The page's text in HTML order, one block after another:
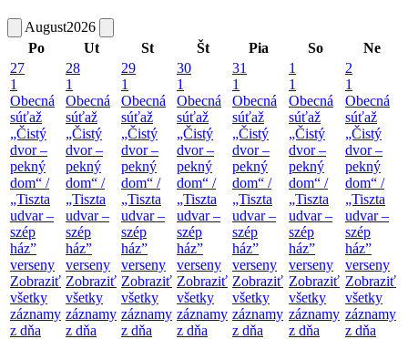
August2026
Po
Ut St Št Pia So
Ne
27
1
Obecná
súťaž
„Čistý
dvor –
pekný
dom“ /
„Tiszta
udvar –
szép
ház”
verseny
Zobraziť
všetky
záznamy
z dňa
28
1
Obecná
súťaž
„Čistý
dvor –
pekný
dom“ /
„Tiszta
udvar –
szép
ház”
verseny
Zobraziť
všetky
záznamy
z dňa
29
1
Obecná
súťaž
„Čistý
dvor –
pekný
dom“ /
„Tiszta
udvar –
szép
ház”
verseny
Zobraziť
všetky
záznamy
z dňa
30
1
Obecná
súťaž
„Čistý
dvor –
pekný
dom“ /
„Tiszta
udvar –
szép
ház”
verseny
Zobraziť
všetky
záznamy
z dňa
31
1
Obecná
súťaž
„Čistý
dvor –
pekný
dom“ /
„Tiszta
udvar –
szép
ház”
verseny
Zobraziť
všetky
záznamy
z dňa
1
1
Obecná
súťaž
„Čistý
dvor –
pekný
dom“ /
„Tiszta
udvar –
szép
ház”
verseny
Zobraziť
všetky
záznamy
z dňa
2
1
Obecná
súťaž
„Čistý
dvor –
pekný
dom“ /
„Tiszta
udvar –
szép
ház”
verseny
Zobraziť
všetky
záznamy
z dňa